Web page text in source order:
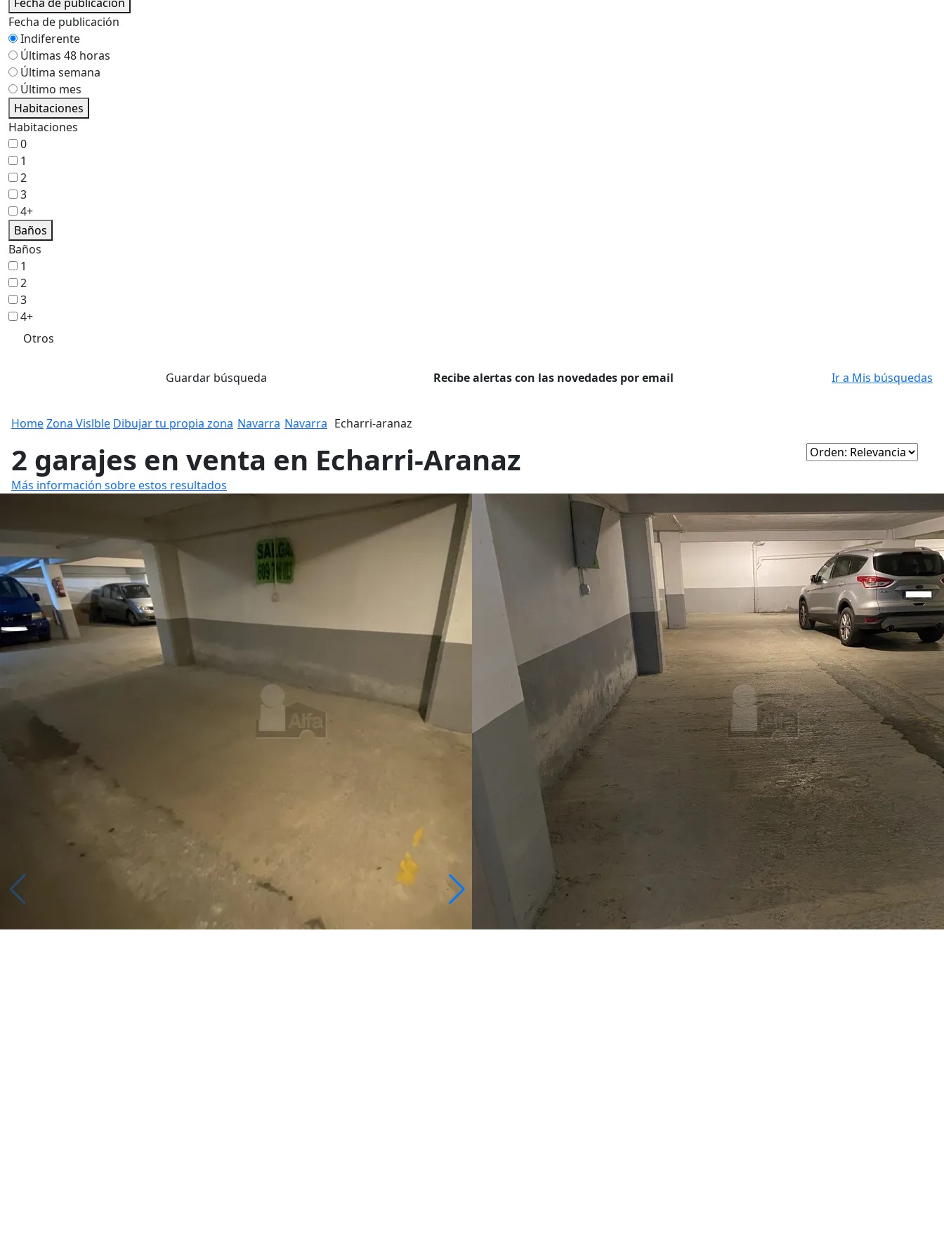
Fecha de publicación
Indiferente
Últimas 48 horas
Última semana
Último mes
Habitaciones
Habitaciones
0
1
2
3
4+
Baños
Baños
1
2
3
4+
Otros
Guardar búsqueda Recibe alertas con las novedades por email Ir a Mis búsquedas
HomeZona Vislble Dibujar tu propia zona Navarra Navarra Echarri-aranaz
2 garajes en venta en Echarri-Aranaz
Más información sobre estos resultados